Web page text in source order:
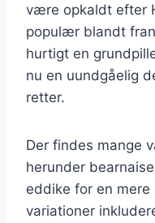
være opkaldt efter
populær blandt
hurtigt en
nu en uundgåelig
retter.
Der findes mange
herunder
eddike for en mere
variationer